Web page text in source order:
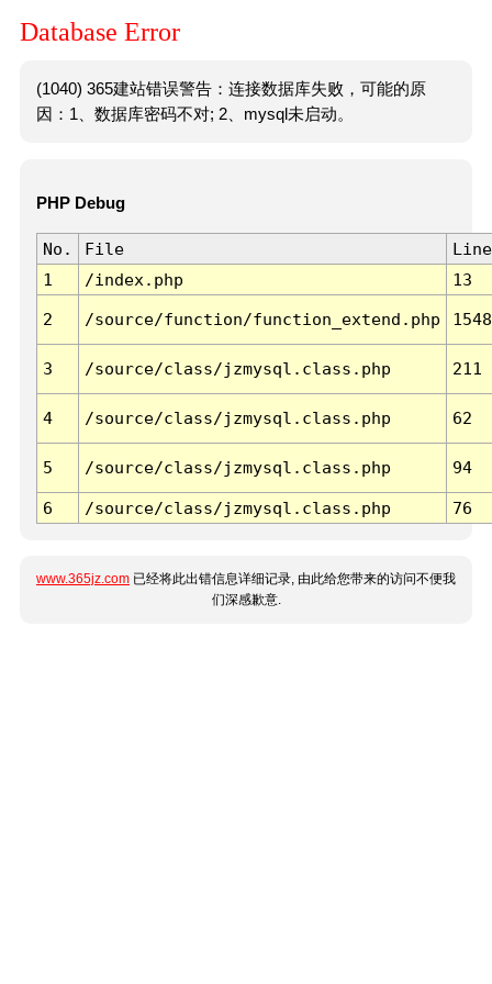
Database Error
(1040) 365建站错误警告：连接数据库失败，可能的原
因：1、数据库密码不对; 2、mysql未启动。
PHP Debug
No. File
Line
1
/index.php 13
2 /source/function/function_extend.php 1548
3 /source/class/jzmysql.class.php 211
4 /source/class/jzmysql.class.php 62
5 /source/class/jzmysql.class.php 94
6 /source/class/jzmysql.class.php 76
www.365jz.com 已经将此出错信息详细记录, 由此给您带来的访问不便我
们深感歉意.